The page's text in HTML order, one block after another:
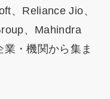
、Reliance Jio、
、Mahindra
・機関から集ま